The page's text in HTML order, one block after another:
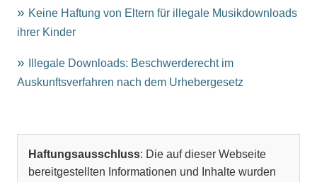
Keine Haftung von Eltern für illegale Musikdownloads
ihrer Kinder
Illegale Downloads: Beschwerderecht im
Auskunftsverfahren nach dem Urhebergesetz
Haftungsausschluss: Die auf dieser Webseite
bereitgestellten Informationen und Inhalte wurden